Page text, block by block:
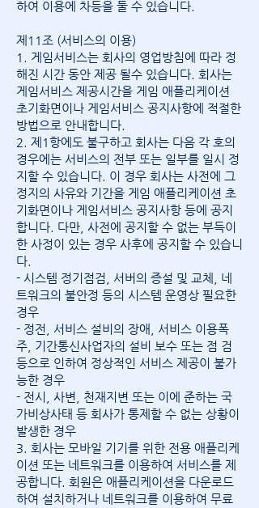
하여 이용에 차등을 둘 수 있습니다.
제11조 (서비스의 이용)
1. 게임서비스는 회사의 영업방침에 따라 정
해진 시간 동안 제공 될수 있습니다. 회사는
게임서비스 제공시간을 게임 애플리케이션
초기화면이나 게임서비스 공지사항에 적절한
방법으로 안내합니다.
2. 제1항에도 불구하고 회사는 다음 각 호의
경우에는 서비스의 전부 또는 일부를 일시 정
지할 수 있습니다. 이 경우 회사는 사전에 그
정지의 사유와 기간을 게임 애플리케이션 초
기화면이나 게임서비스 공지사항 등에 공지
합니다. 다만, 사전에 공지할 수 없는 부득이
한 사정이 있는 경우 사후에 공지할 수 있습니
다.
- 시스템 정기점검, 서버의 증설 및 교체, 네
트워크의 불안정 등의 시스템 운영상 필요한
경우
- 정전, 서비스 설비의 장애, 서비스 이용폭
주, 기간통신사업자의 설비 보수 또는 점 검
등으로 인하여 정상적인 서비스 제공이 불가
능한 경우
- 전시, 사변, 천재지변 또는 이에 준하는 국
가비상사태 등 회사가 통제할 수 없는 상황이
발생한 경우
3. 회사는 모바일 기기를 위한 전용 애플리케
이션 또는 네트워크를 이용하여 서비스를 제
공합니다. 회원은 애플리케이션을 다운로드
하여 설치하거나 네트워크를 이용하여 무료